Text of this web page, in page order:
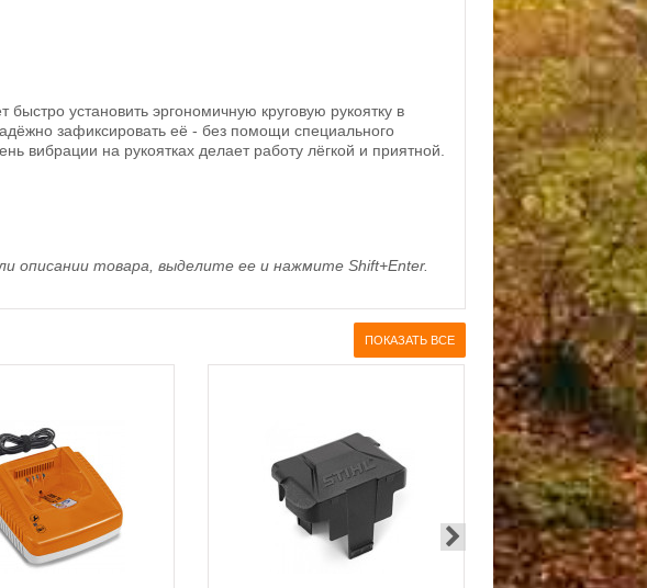
быстро установить эргономичную круговую рукоятку в
зафиксировать её - без помощи специального
вибрации на рукоятках делает работу лёгкой и приятной.
описании товара, выделите ее и нажмите Shift+Enter.
ПОКАЗАТЬ ВСЕ